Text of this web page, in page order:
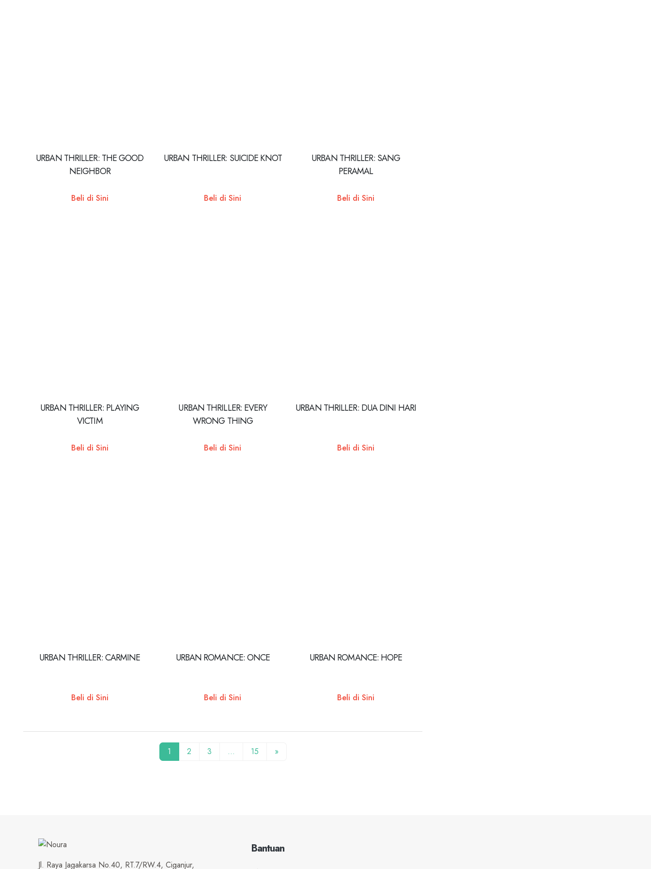
URBAN THRILLER: THE GOOD
NEIGHBOR
Beli di Sini
URBAN THRILLER: SUICIDE KNOT
Beli di Sini
URBAN THRILLER: SANG
PERAMAL
Beli di Sini
URBAN THRILLER: PLAYING
VICTIM
Beli di Sini
URBAN THRILLER: EVERY
WRONG THING
Beli di Sini
URBAN THRILLER: DUA DINI HARI
Beli di Sini
URBAN THRILLER: CARMINE
Beli di Sini
URBAN ROMANCE: ONCE
Beli di Sini
URBAN ROMANCE: HOPE
Beli di Sini
1 2 3 … 15 »
Jl. Raya Jagakarsa No.40, RT.7/RW.4, Ciganjur,
Bantuan